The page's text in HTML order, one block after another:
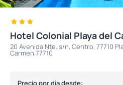
Hotel Colonial Playa del
20 Avenida Nte. s/n, Centro, 77710
Carmen 77710
Precio por día desde: